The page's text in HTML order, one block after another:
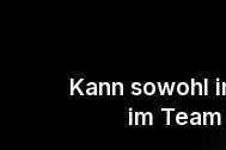
Kann sowohl
im